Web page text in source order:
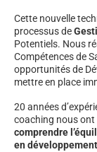
Cette nouvelle
processus de
Potentiels. Nous
Compétences de
opportunités de
mettre en place
20 années
coaching nous ont
comprendre
en